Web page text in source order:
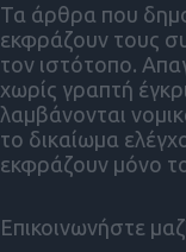
Τα άρθρα που
εκφράζουν τους
τον ιστότοπο.
χωρίς γραπτή
λαμβάνονται
το δικαίωμα
εκφράζουν μόνο
Επικοινωνήστε